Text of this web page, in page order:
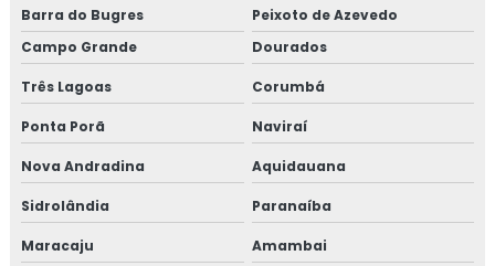
Barra do Bugres
Peixoto de Azevedo
Campo Grande
Dourados
Três Lagoas Corumbá
Ponta Porã Naviraí
Nova Andradina Aquidauana
Sidrolândia Paranaíba
Maracaju Amambai